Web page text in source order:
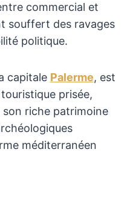
commercial et
souffert des ravages
politique.
capitale Palerme, est
prisée,
riche patrimoine
méditerranéen